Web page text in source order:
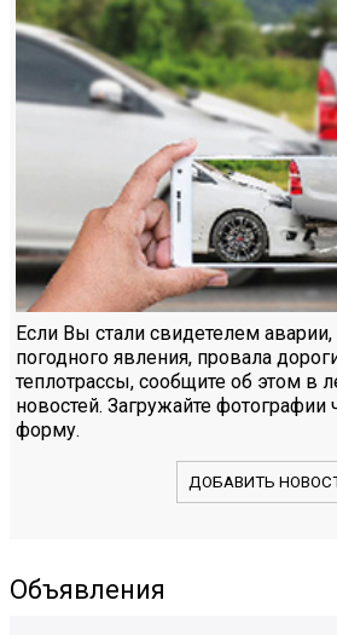
Если Вы стали свидетелем
погодного явления, провала
теплотрассы, сообщите об этом в
новостей. Загружайте
форму.
ДОБАВИТЬ
Объявления